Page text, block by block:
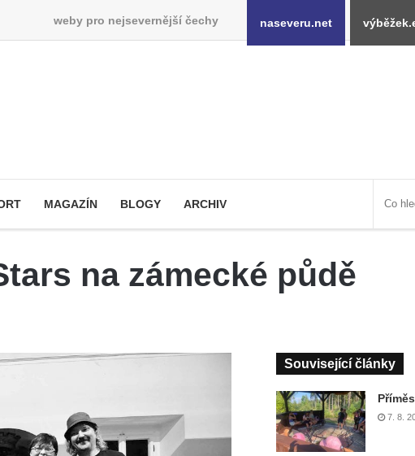
weby pro nejsevernější čechy naseveru.net
MAGAZÍN BLOGY ARCHIV
na zámecké půdě
Související články
7. 8.